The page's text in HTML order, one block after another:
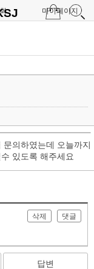
마이페이지
의하였는데 오늘까지
있도록 해주세요
삭제 댓글
답변